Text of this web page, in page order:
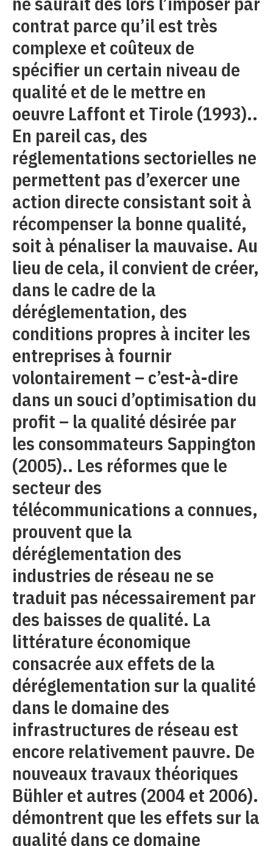
contrat parce qu’il est très
complexe et coûteux de
spécifier un certain niveau de
qualité et de le mettre en
oeuvre Laffont et Tirole (1993)..
En pareil cas, des
réglementations sectorielles ne
permettent pas d’exercer une
action directe consistant soit à
récompenser la bonne qualité,
soit à pénaliser la mauvaise. Au
lieu de cela, il convient de créer,
dans le cadre de la
déréglementation, des
conditions propres à inciter les
entreprises à fournir
volontairement – c’est-à-dire
dans un souci d’optimisation du
profit – la qualité désirée par
les consommateurs Sappington
(2005).. Les réformes que le
secteur des
télécommunications a connues,
prouvent que la
déréglementation des
industries de réseau ne se
traduit pas nécessairement par
des baisses de qualité. La
littérature économique
consacrée aux effets de la
déréglementation sur la qualité
dans le domaine des
infrastructures de réseau est
encore relativement pauvre. De
nouveaux travaux théoriques
Bühler et autres (2004 et 2006).
démontrent que les effets sur la
qualité dans ce domaine